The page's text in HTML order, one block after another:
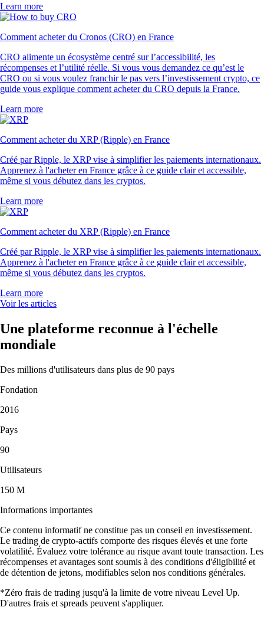
Learn more
Comment acheter du Cronos (CRO) en France
CRO alimente un écosystème centré sur l’accessibilité, les
récompenses et l’utilité réelle. Si vous vous demandez ce qu’est le
CRO ou si vous voulez franchir le pas vers l’investissement crypto, ce
guide vous explique comment acheter du CRO depuis la France.
Learn more
Comment acheter du XRP (Ripple) en France
Créé par Ripple, le XRP vise à simplifier les paiements internationaux.
Apprenez à l'acheter en France grâce à ce guide clair et accessible,
même si vous débutez dans les cryptos.
Learn more
Comment acheter du XRP (Ripple) en France
Créé par Ripple, le XRP vise à simplifier les paiements internationaux.
Apprenez à l'acheter en France grâce à ce guide clair et accessible,
même si vous débutez dans les cryptos.
Learn more
Voir les articles
Une plateforme reconnue à l'échelle
mondiale
Des millions d'utilisateurs dans plus de 90 pays
Fondation
2016
Pays
90
Utilisateurs
150 M
Informations importantes
Ce contenu informatif ne constitue pas un conseil en investissement.
Le trading de crypto-actifs comporte des risques élevés et une forte
volatilité. Évaluez votre tolérance au risque avant toute transaction. Les
récompenses et avantages sont soumis à des conditions d'éligibilité et
de détention de jetons, modifiables selon nos conditions générales.
*Zéro frais de trading jusqu'à la limite de votre niveau Level Up.
D'autres frais et spreads peuvent s'appliquer.